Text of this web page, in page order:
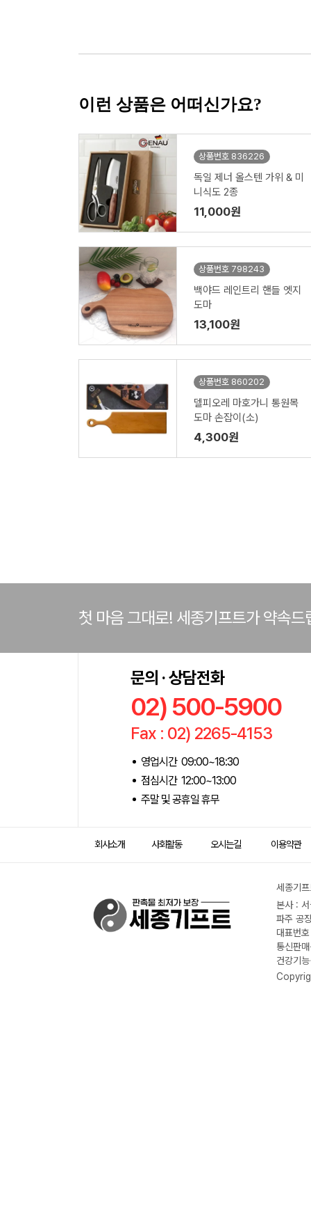
이런 상품은 어떠신가요?
상품번호 836226
독일 제너 올스텐 가위 & 미
니식도 2종
11,000원
상품번호 798243
백야드 레인트리 핸들 엣지
도마
13,100원
상품번호 860202
델피오레 마호가니 통원목
도마 손잡이(소)
4,300원
첫 마음 그대로! 세종기프트가 약속드
문의 · 상담전화
02) 500-5900
Fax : 02) 2265-4153
영업시간 09:00~18:30
점심시간 12:00~13:00
주말 및 공휴일 휴무
회사소개 사회활동 오시는길 이용약관
세종기
본사 :
파주 공
대표번
통신판
건강기